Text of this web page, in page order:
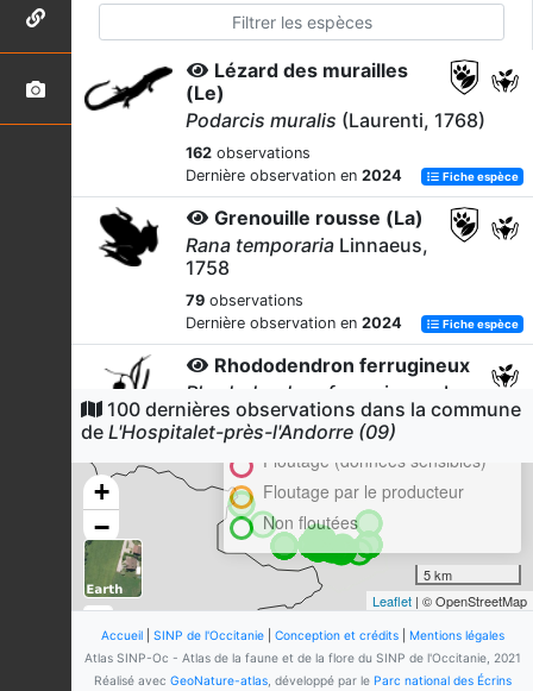
Lézard des murailles
(Le)
Podarcis muralis (Laurenti, 1768)
162 observations
Dernière observation en 2024 Fiche espèce
Grenouille rousse (La)
Rana temporaria Linnaeus,
1758
79 observations
Dernière observation en 2024 Fiche espèce
Rhododendron ferrugineux
Rhododendron ferrugineum
L.,
1753
observations
Dernière observation en 2024 Fiche espèce
Apollon (L')
Parnassius apollo
(Linnaeus, 1758)
Callune commune
100 dernières observations dans la commune
de L'Hospitalet-près-l'Andorre (09)
+
−
Cluster
En attente de validation régionale
Floutage (données sensibles)
Floutage par le producteur
Non floutées
5 km
Leaflet | © OpenStreetMap
Accueil| SINP de l'Occitanie| Conception et crédits| Mentions légales
Atlas SINP-Oc - Atlas de la faune et de la flore du SINP de l'Occitanie, 2021
Réalisé avec GeoNature-atlas, développé par le Parc national des Écrins